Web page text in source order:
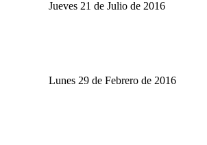
Jueves 21 de Julio de 2016
Lunes 29 de Febrero de 2016